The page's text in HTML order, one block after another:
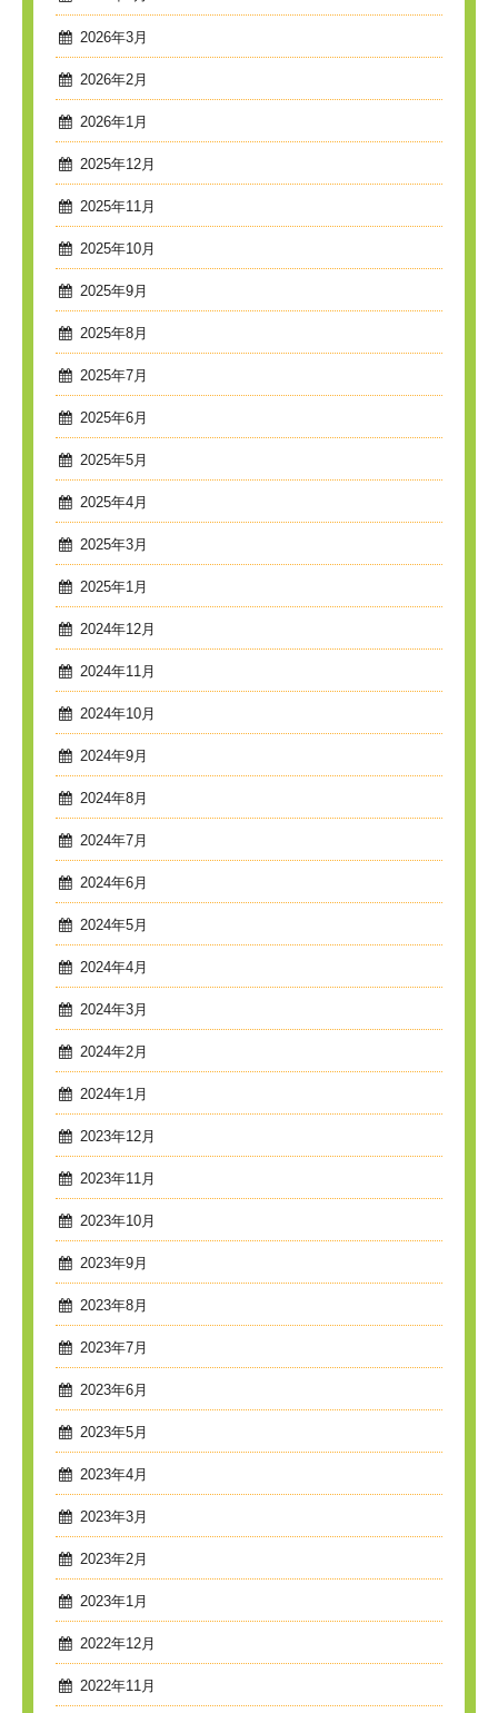
2026年3月
2026年2月
2026年1月
2025年12月
2025年11月
2025年10月
2025年9月
2025年8月
2025年7月
2025年6月
2025年5月
2025年4月
2025年3月
2025年1月
2024年12月
2024年11月
2024年10月
2024年9月
2024年8月
2024年7月
2024年6月
2024年5月
2024年4月
2024年3月
2024年2月
2024年1月
2023年12月
2023年11月
2023年10月
2023年9月
2023年8月
2023年7月
2023年6月
2023年5月
2023年4月
2023年3月
2023年2月
2023年1月
2022年12月
2022年11月